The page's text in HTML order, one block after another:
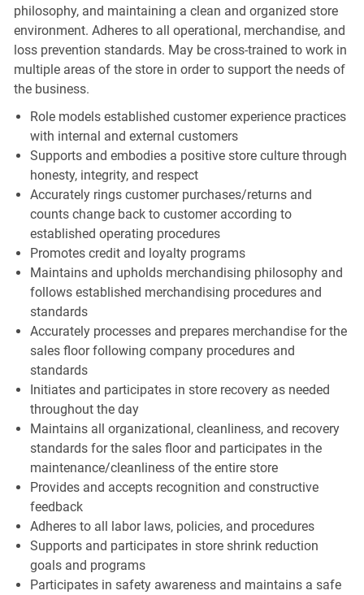
philosophy, and maintaining a clean and organized store
environment. Adheres to all operational, merchandise, and
loss prevention standards. May be cross-trained to work in
multiple areas of the store in order to support the needs of
the business.
Role models established customer experience practices
with internal and external customers
Supports and embodies a positive store culture through
honesty, integrity, and respect
Accurately rings customer purchases/returns and
counts change back to customer according to
established operating procedures
Promotes credit and loyalty programs
Maintains and upholds merchandising philosophy and
follows established merchandising procedures and
standards
Accurately processes and prepares merchandise for the
sales floor following company procedures and
standards
Initiates and participates in store recovery as needed
throughout the day
Maintains all organizational, cleanliness, and recovery
standards for the sales floor and participates in the
maintenance/cleanliness of the entire store
Provides and accepts recognition and constructive
feedback
Adheres to all labor laws, policies, and procedures
Supports and participates in store shrink reduction
goals and programs
Participates in safety awareness and maintains a safe